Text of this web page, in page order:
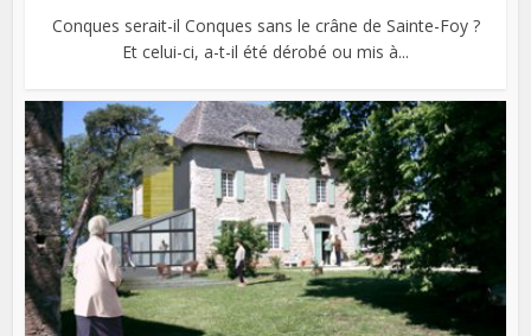
Conques serait-il Conques sans le crâne de Sainte-Foy ?
Et celui-ci, a-t-il été dérobé ou mis à...